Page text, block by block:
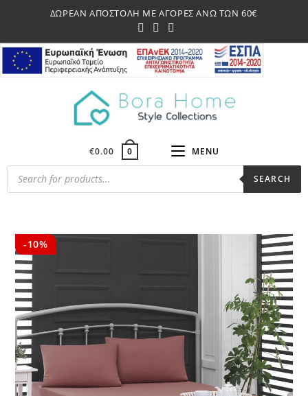
ΔΩΡΕΑΝ ΑΠΟΣΤΟΛΗ ΜΕ ΑΓΟΡΕΣ ΑΝΩ ΤΩΝ 60€
€0.00 0 MENU
Products
search
SEARCH
-10%